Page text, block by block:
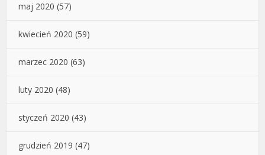
maj 2020 (57)
kwiecień 2020 (59)
marzec 2020 (63)
luty 2020 (48)
styczeń 2020 (43)
grudzień 2019 (47)